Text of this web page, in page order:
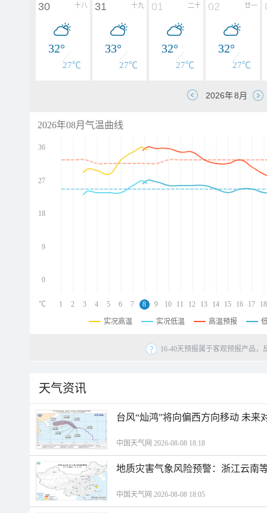
十八
30
32°
27℃
十九
31
33°
27℃
二十
01
32°
27℃
廿一
02
32°
27℃
2026年08月气温曲线
36
27
18
9
0
1 2 3 4 5 6 7 8 9 10 11 12 13 14 15 16 17 18
℃
实况高温 实况低温 高温预报
16-40天预报属于客观预报产品
天气资讯
台风“灿鸿”将向偏西方向移动 未来
中国天气网 2026-08-08 18:18
地质灾害气象风险预警：浙江云南
中国天气网 2026-08-08 18:05